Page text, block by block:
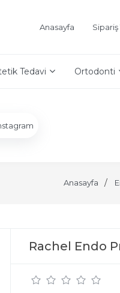
Anasayfa
Tedavi Ortodonti
Anasayfa
Rachel Endo